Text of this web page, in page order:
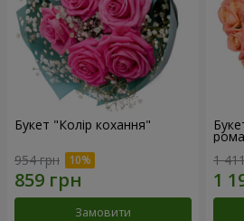
Букет "Колір кохання"
954 грн
Замовити
1